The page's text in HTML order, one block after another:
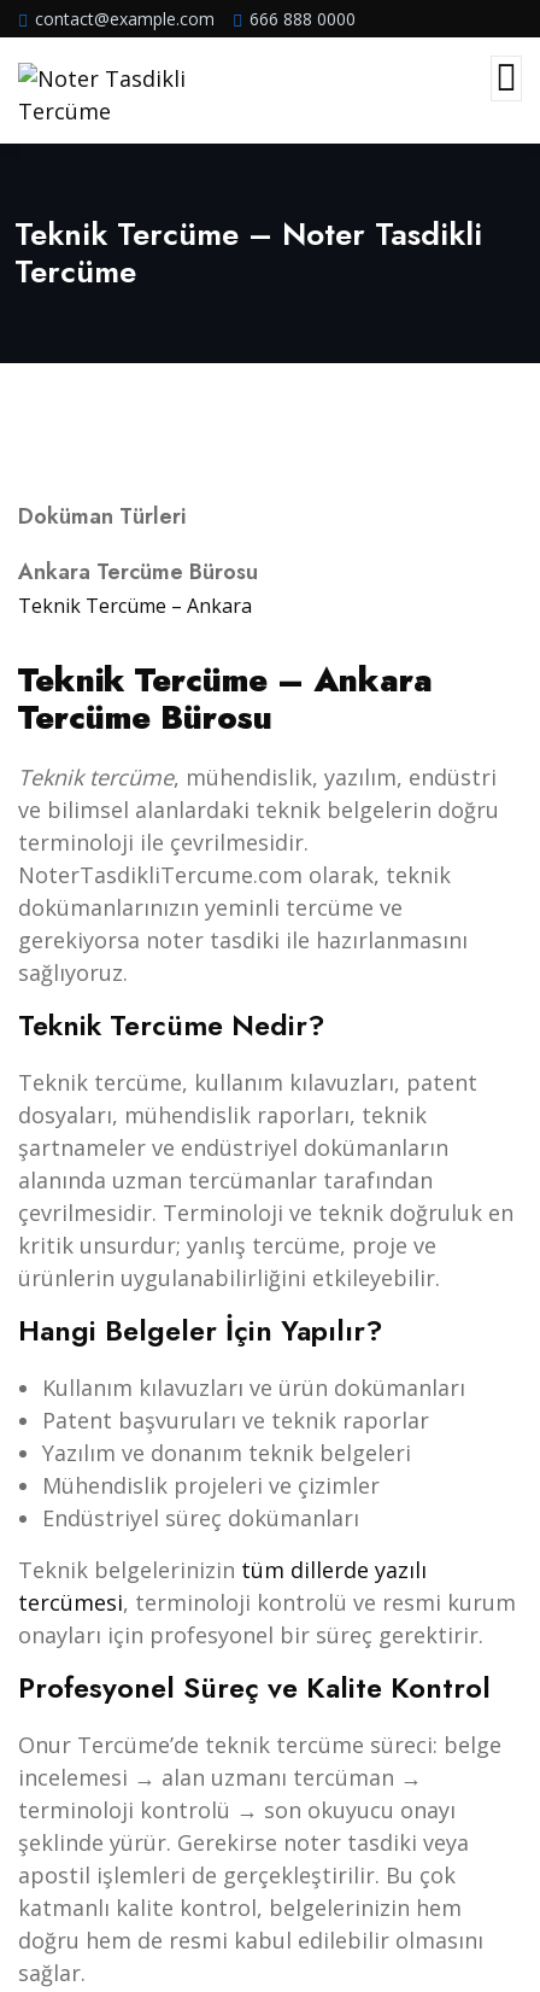
contact@example.com 666 888 0000
Teknik Tercüme – Noter Tasdikli
Tercüme
Doküman Türleri​​​
Ankara Tercüme Bürosu
Teknik Tercüme – Ankara
Teknik Tercüme – Ankara
Tercüme Bürosu
Teknik tercüme, mühendislik, yazılım, endüstri
ve bilimsel alanlardaki teknik belgelerin doğru
terminoloji ile çevrilmesidir.
NoterTasdikliTercume.com olarak, teknik
dokümanlarınızın yeminli tercüme ve
gerekiyorsa noter tasdiki ile hazırlanmasını
sağlıyoruz.
Teknik Tercüme Nedir?
Teknik tercüme, kullanım kılavuzları, patent
dosyaları, mühendislik raporları, teknik
şartnameler ve endüstriyel dokümanların
alanında uzman tercümanlar tarafından
çevrilmesidir. Terminoloji ve teknik doğruluk en
kritik unsurdur; yanlış tercüme, proje ve
ürünlerin uygulanabilirliğini etkileyebilir.
Hangi Belgeler İçin Yapılır?
Kullanım kılavuzları ve ürün dokümanları
Patent başvuruları ve teknik raporlar
Yazılım ve donanım teknik belgeleri
Mühendislik projeleri ve çizimler
Endüstriyel süreç dokümanları
Teknik belgelerinizin tüm dillerde yazılı
tercümesi, terminoloji kontrolü ve resmi kurum
onayları için profesyonel bir süreç gerektirir.
Profesyonel Süreç ve Kalite Kontrol
Onur Tercüme’de teknik tercüme süreci: belge
incelemesi → alan uzmanı tercüman →
terminoloji kontrolü → son okuyucu onayı
şeklinde yürür. Gerekirse noter tasdiki veya
apostil işlemleri de gerçekleştirilir. Bu çok
katmanlı kalite kontrol, belgelerinizin hem
doğru hem de resmi kabul edilebilir olmasını
sağlar.